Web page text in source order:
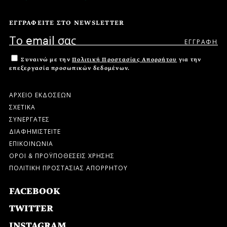
ΕΓΓΡΑΦΕΙΤΕ ΣΤΟ NEWSLETTER
Συναινώ με την Πολιτική Προστασίας Απορρήτου για την
επεξεργασία προσωπικών δεδομένων.
ΑΡΧΕΙΟ ΕΚΔΟΣΕΩΝ
ΣΧΕΤΙΚΑ
ΣΥΝΕΡΓΑΤΕΣ
ΔΙΑΦΗΜΙΣΤΕΙΤΕ
ΕΠΙΚΟΙΝΩΝΙΑ
ΟΡΟΙ & ΠΡΟΫΠΟΘΕΣΕΙΣ ΧΡΗΣΗΣ
ΠΟΛΙΤΙΚΗ ΠΡΟΣΤΑΣΙΑΣ ΑΠΟΡΡΗΤΟΥ
FACEBOOK
TWITTER